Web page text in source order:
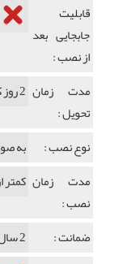
قابلیت
جابجایی بعد
از نصب :
مدت زمان
تحویل :
2 روز کاری
نوع نصب :
به
مدت زمان
نصب :
کمتر از 12
ضمانت :
2 سال ضمانت تعویض و 5 سال ضمانت ماندگاری